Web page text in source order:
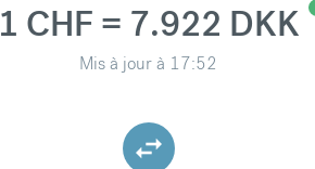
1 CHF = 7.922 DKK
Mis à jour à 17:52